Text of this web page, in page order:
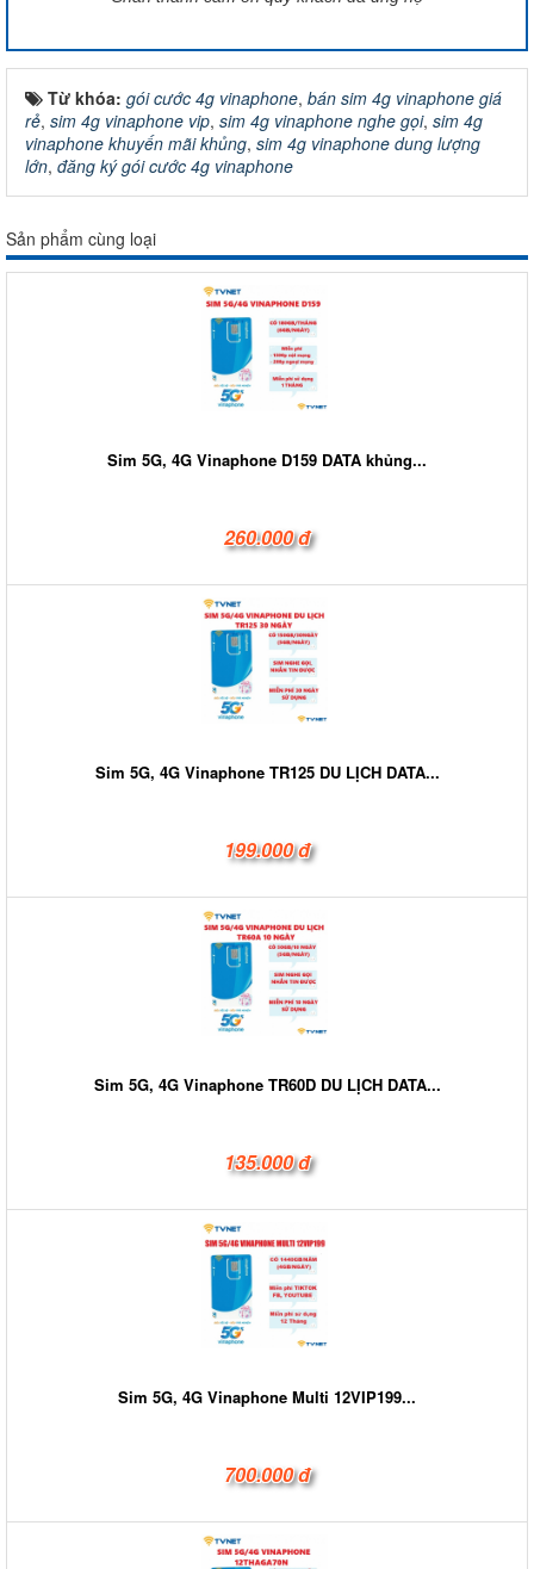
Từ khóa: gói cước 4g vinaphone, bán sim 4g vinaphone giá
rẻ, sim 4g vinaphone vip, sim 4g vinaphone nghe gọi, sim 4g
vinaphone khuyến mãi khủng, sim 4g vinaphone dung lượng
lớn, đăng ký gói cước 4g vinaphone
Sản phẩm cùng loại
Sim 5G, 4G Vinaphone D159 DATA khủng...
260.000 đ
Sim 5G, 4G Vinaphone TR125 DU LỊCH DATA...
199.000 đ
Sim 5G, 4G Vinaphone TR60D DU LỊCH DATA...
135.000 đ
Sim 5G, 4G Vinaphone Multi 12VIP199...
700.000 đ